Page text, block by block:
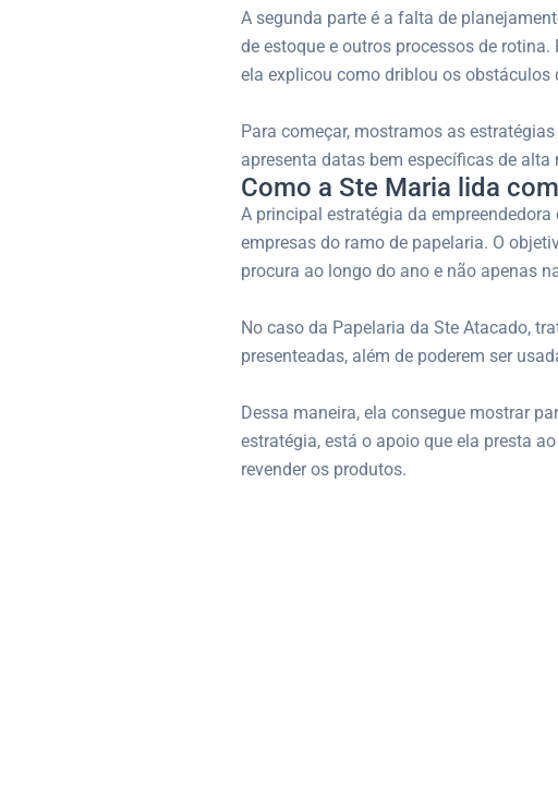
A segunda parte é a falta de
de estoque e outros processos de
ela explicou como driblou os
Para começar, mostramos as
apresenta datas bem específicas de alta
Como a Ste Maria lida
A principal estratégia da
empresas do ramo de papelaria. O
procura ao longo do ano e não apenas
No caso da Papelaria da Ste Atacado,
presenteadas, além de poderem ser
Dessa maneira, ela consegue mostrar
estratégia, está o apoio que ela presta
revender os produtos.